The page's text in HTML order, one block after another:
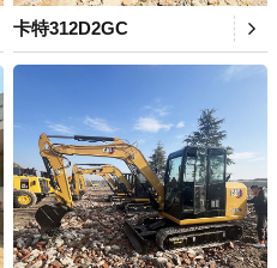
卡特312D2GC